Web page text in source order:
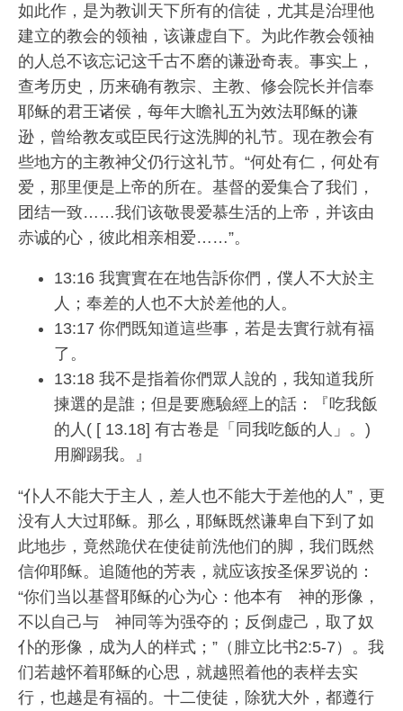
如此作，是为教训天下所有的信徒，尤其是治理他
建立的教会的领袖，该谦虚自下。为此作教会领袖
的人总不该忘记这千古不磨的谦逊奇表。事实上，
查考历史，历来确有教宗、主教、修会院长并信奉
耶稣的君王诸侯，每年大瞻礼五为效法耶稣的谦
逊，曾给教友或臣民行这洗脚的礼节。现在教会有
些地方的主教神父仍行这礼节。“何处有仁，何处有
爱，那里便是上帝的所在。基督的爱集合了我们，
团结一致……我们该敬畏爱慕生活的上帝，并该由
赤诚的心，彼此相亲相爱……”。
13:16 我實實在在地告訴你們，僕人不大於主
人；奉差的人也不大於差他的人。
13:17 你們既知道這些事，若是去實行就有福
了。
13:18 我不是指着你們眾人說的，我知道我所
揀選的是誰；但是要應驗經上的話：『吃我飯
的人( [ 13.18] 有古卷是「同我吃飯的人」。)
用腳踢我。』
“仆人不能大于主人，差人也不能大于差他的人”，更
没有人大过耶稣。那么，耶稣既然谦卑自下到了如
此地步，竟然跪伏在使徒前洗他们的脚，我们既然
信仰耶稣。追随他的芳表，就应该按圣保罗说的：
“你们当以基督耶稣的心为心：他本有 神的形像，
不以自己与 神同等为强夺的；反倒虚己，取了奴
仆的形像，成为人的样式；”（腓立比书2:5-7）。我
们若越怀着耶稣的心思，就越照着他的表样去实
行，也越是有福的。十二使徒，除犹大外，都遵行